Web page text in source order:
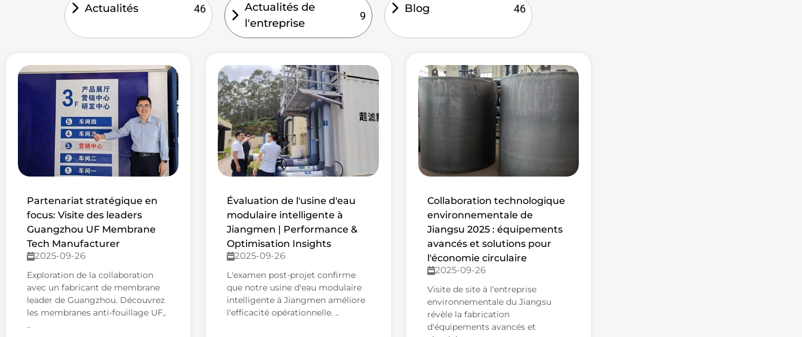
Actualités 46
Actualités de
l'entreprise
9
Blog 46
Partenariat stratégique en
focus: Visite des leaders
Guangzhou UF Membrane
Tech Manufacturer
2025-09-26
Exploration de la collaboration
avec un fabricant de membrane
leader de Guangzhou. Découvrez
les membranes anti-fouillage UF,.
..
Évaluation de l'usine d'eau
modulaire intelligente à
Jiangmen | Performance &
Optimisation Insights
2025-09-26
L'examen post-projet confirme
que notre usine d'eau modulaire
intelligente à Jiangmen améliore
l'efficacité opérationnelle. ..
Collaboration technologique
environnementale de
Jiangsu 2025 : équipements
avancés et solutions pour
l'économie circulaire
2025-09-26
Visite de site à l'entreprise
environnementale du Jiangsu
révèle la fabrication
d'équipements avancés et